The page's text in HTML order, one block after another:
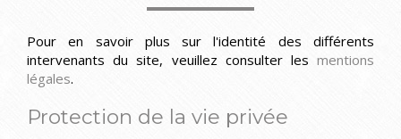
Pour en savoir plus sur l'identité des différents
intervenants du site, veuillez consulter les mentions
légales.
Protection de la vie privée